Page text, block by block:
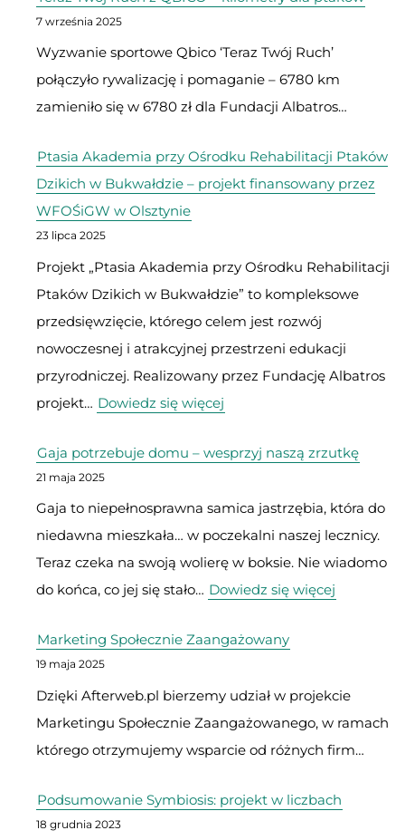
7 września 2025
Wyzwanie sportowe Qbico ‘Teraz Twój Ruch’
połączyło rywalizację i pomaganie – 6780 km
zamieniło się w 6780 zł dla Fundacji Albatros…
Ptasia Akademia przy Ośrodku Rehabilitacji Ptaków
Dzikich w Bukwałdzie – projekt finansowany przez
WFOŚiGW w Olsztynie
23 lipca 2025
Projekt „Ptasia Akademia przy Ośrodku Rehabilitacji
Ptaków Dzikich w Bukwałdzie” to kompleksowe
przedsięwzięcie, którego celem jest rozwój
nowoczesnej i atrakcyjnej przestrzeni edukacji
przyrodniczej. Realizowany przez Fundację Albatros
projekt… Dowiedz się więcej
Akademia
Ośrodku
Rehabilitacji
Ptaków
Dzikich
Bukwałdzie
projekt
finansowany
przez
w
Gaja potrzebuje domu – wesprzyj naszą zrzutkę
21 maja 2025
Gaja to niepełnosprawna samica jastrzębia, która do
niedawna mieszkała… w poczekalni naszej lecznicy.
Teraz czeka na swoją wolierę w boksie. Nie wiadomo
do końca, co jej się stało… Dowiedz się więcej
–
wesprzyj
naszą
Marketing Społecznie Zaangażowany
19 maja 2025
Dzięki Afterweb.pl bierzemy udział w projekcie
Marketingu Społecznie Zaangażowanego, w ramach
którego otrzymujemy wsparcie od różnych firm…
Podsumowanie Symbiosis: projekt w liczbach
18 grudnia 2023